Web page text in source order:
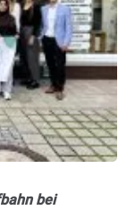
bei